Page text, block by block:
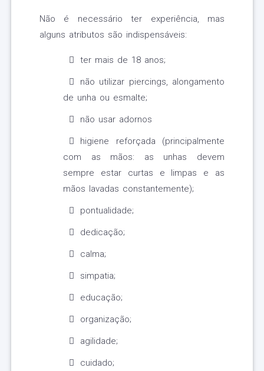
Não é necessário ter experiência, mas
alguns atributos são indispensáveis:
ter mais de 18 anos;
não utilizar piercings, alongamento
de unha ou esmalte;
não usar adornos
higiene reforçada (principalmente
com as mãos: as unhas devem
sempre estar curtas e limpas e as
mãos lavadas constantemente);
pontualidade;
dedicação;
calma;
simpatia;
educação;
organização;
agilidade;
cuidado;